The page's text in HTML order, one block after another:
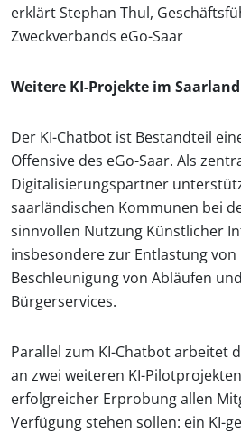
erklärt Stephan Thul,
Zweckverbands eGo-Saar
Weitere KI-Projekte im
Der KI-Chatbot ist Bestandteil
Offensive des eGo-Saar. Als
Digitalisierungspartner
saarländischen Kommunen bei
sinnvollen Nutzung Künstlicher
insbesondere zur Entlastung von
Beschleunigung von Abläufen
Bürgerservices.
Parallel zum KI-Chatbot arbeitet
an zwei weiteren KI-
erfolgreicher Erprobung allen
Verfügung stehen sollen: ein KI-